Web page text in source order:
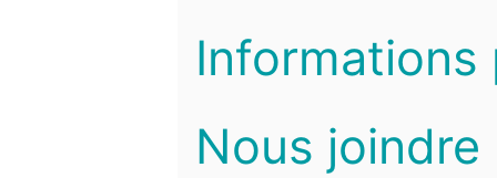
Informations
Nous joindre